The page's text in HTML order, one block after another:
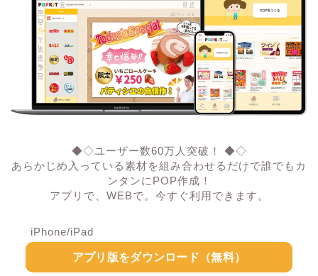
◆◇ユーザー数60万人突破！ ◆◇
あらかじめ入っている素材を組み合わせるだけで誰でもカ
ンタンにPOP作成！
アプリで、WEBで。今すぐ利用できます。
iPhone/iPad
アプリ版をダウンロード（無料）